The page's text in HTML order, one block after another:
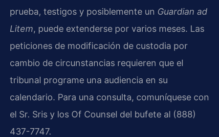
prueba, testigos y posiblemente un Guardian ad
Litem, puede extenderse por varios meses. Las
peticiones de modificación de custodia por
cambio de circunstancias requieren que el
tribunal programe una audiencia en su
calendario. Para una consulta, comuníquese con
el Sr. Sris y los Of Counsel del bufete al (888)
437-7747.